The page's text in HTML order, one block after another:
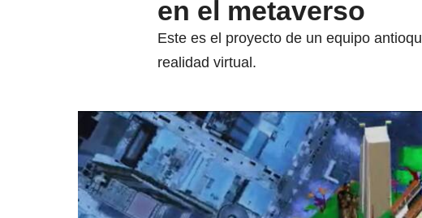
en el metaverso
Este es el proyecto de un equipo
realidad virtual.